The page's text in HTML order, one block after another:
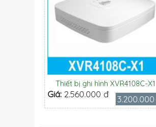
Thiết bị ghi hình XVR4108C-X1
Giá: 2.560.000 đ